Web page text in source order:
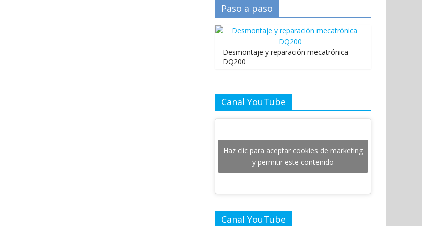
Paso a paso
Desmontaje y reparación mecatrónica
DQ200
Canal YouTube
Haz clic para aceptar cookies de marketing
y permitir este contenido
Canal YouTube